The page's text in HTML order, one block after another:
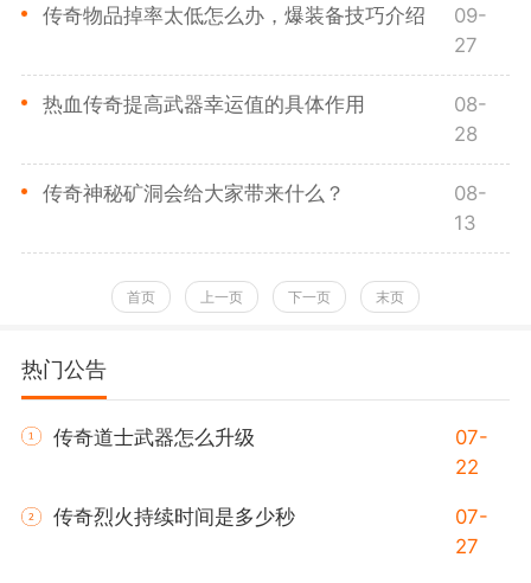
传奇物品掉率太低怎么办，爆装备技巧介绍
09-
27
热血传奇提高武器幸运值的具体作用
08-
28
传奇神秘矿洞会给大家带来什么？
08-
13
首页 上一页 下一页 末页
热门公告
传奇道士武器怎么升级
07-
22
传奇烈火持续时间是多少秒
07-
27